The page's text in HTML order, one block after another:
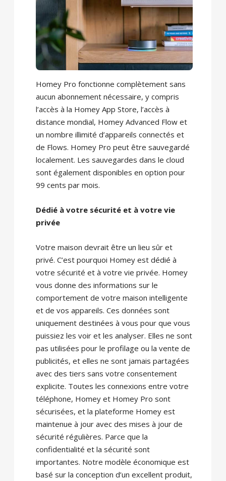
Homey Pro fonctionne complètement sans
aucun abonnement nécessaire, y compris
l’accès à la Homey App Store, l’accès à
distance mondial, Homey Advanced Flow et
un nombre illimité d’appareils connectés et
de Flows. Homey Pro peut être sauvegardé
localement. Les sauvegardes dans le cloud
sont également disponibles en option pour
99 cents par mois.
Dédié à votre sécurité et à votre vie
privée
Votre maison devrait être un lieu sûr et
privé. C’est pourquoi Homey est dédié à
votre sécurité et à votre vie privée. Homey
vous donne des informations sur le
comportement de votre maison intelligente
et de vos appareils. Ces données sont
uniquement destinées à vous pour que vous
puissiez les voir et les analyser. Elles ne sont
pas utilisées pour le profilage ou la vente de
publicités, et elles ne sont jamais partagées
avec des tiers sans votre consentement
explicite. Toutes les connexions entre votre
téléphone, Homey et Homey Pro sont
sécurisées, et la plateforme Homey est
maintenue à jour avec des mises à jour de
sécurité régulières. Parce que la
confidentialité et la sécurité sont
importantes. Notre modèle économique est
basé sur la conception d’un excellent produit,